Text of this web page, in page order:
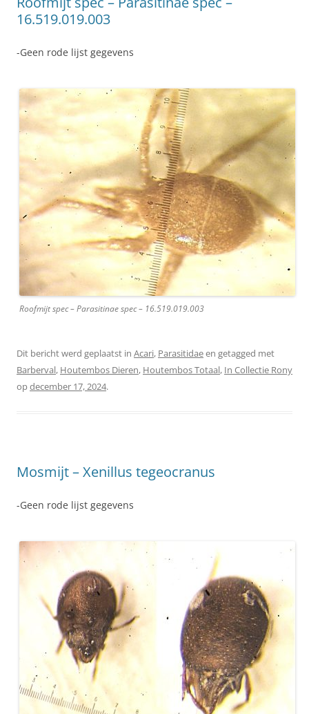
16.519.019.003
-Geen rode lijst gegevens
Roofmijt spec – Parasitinae spec – 16.519.019.003
Dit bericht werd geplaatst in Acari, Parasitidaeen getagged met
Barberval, Houtembos Dieren, Houtembos Totaal, In Collectie Rony
opdecember 17, 2024.
Mosmijt – Xenillus tegeocranus
-Geen rode lijst gegevens